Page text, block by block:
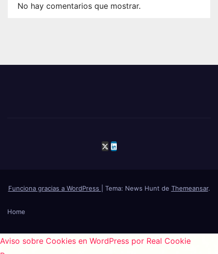
No hay comentarios que mostrar.
Funciona gracias a WordPress Tema: News Hunt de Themeansar.
Home
Aviso sobre Cookies en WordPress por Real Cookie